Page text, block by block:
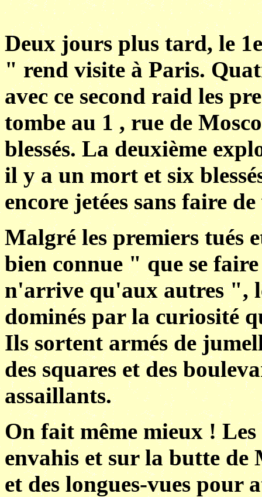
Deux jours plus tard, le
" rend visite à Paris.
avec ce second raid les
tombe au 1 , rue de
blessés. La deuxième
il y a un mort et six
encore jetées sans faire
Malgré les premiers tués
bien connue " que se
n'arrive qu'aux autres ",
dominés par la curiosité
Ils sortent armés de
des squares et des
assaillants.
On fait même mieux !
envahis et sur la butte de
et des longues-vues